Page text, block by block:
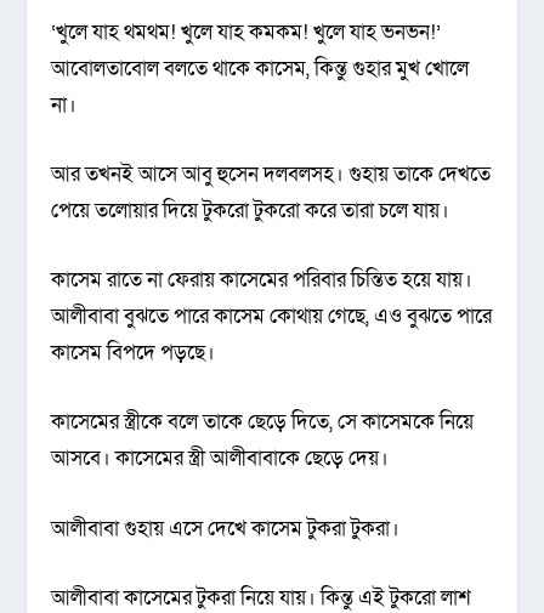
‘খুলে যাহ থমথম! খুলে যাহ কমকম! খুলে যাহ ভনভন!’
আবোলতাবোল বলতে থাকে কাসেম, কিন্তু গুহার মুখ খোলে
না।
আর তখনই আসে আবু হুসেন দলবলসহ। গুহায় তাকে দেখতে
পেয়ে তলোয়ার দিয়ে টুকরো টুকরো করে তারা চলে যায়।
কাসেম রাতে না ফেরায় কাসেমের পরিবার চিন্তিত হয়ে যায়।
আলীবাবা বুঝতে পারে কাসেম কোথায় গেছে, এও বুঝতে পারে
কাসেম বিপদে পড়ছে।
কাসেমের স্ত্রীকে বলে তাকে ছেড়ে দিতে, সে কাসেমকে নিয়ে
আসবে। কাসেমের স্ত্রী আলীবাবাকে ছেড়ে দেয়।
আলীবাবা গুহায় এসে দেখে কাসেম টুকরা টুকরা।
আলীবাবা কাসেমের টুকরা নিয়ে যায়। কিন্তু এই টুকরো লাশ